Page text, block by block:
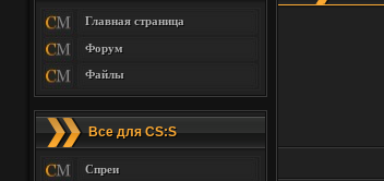
Главная страница
Форум
Файлы
Все для CS:S
Спреи